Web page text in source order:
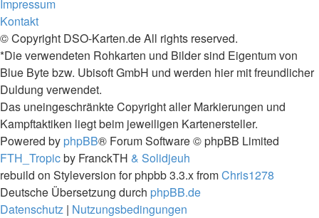
Impressum
Kontakt
© Copyright DSO-Karten.de All rights reserved.
*Die verwendeten Rohkarten und Bilder sind Eigentum von
Blue Byte bzw. Ubisoft GmbH und werden hier mit freundlicher
Duldung verwendet.
Das uneingeschränkte Copyright aller Markierungen und
Kampftaktiken liegt beim jeweiligen Kartenersteller.
Powered by phpBB® Forum Software © phpBB Limited
FTH_Tropicby FranckTH & Solidjeuh
rebuild on Styleversion for phpbb 3.3.x fromChris1278
Deutsche Übersetzung durch phpBB.de
Datenschutz | Nutzungsbedingungen